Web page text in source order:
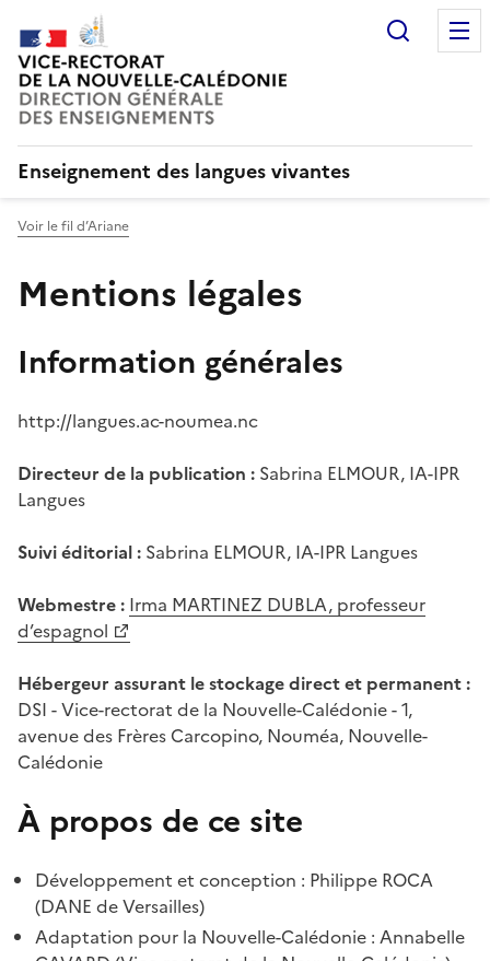
Enseignement des langues vivantes
Voir le fil d’Ariane
Mentions légales
Information générales
http://langues.ac-noumea.nc
Directeur de la publication : Sabrina ELMOUR, IA-IPR
Langues
Suivi éditorial : Sabrina ELMOUR, IA-IPR Langues
Webmestre : Irma MARTINEZ DUBLA, professeur
d’espagnol
Hébergeur assurant le stockage direct et permanent :
DSI - Vice-rectorat de la Nouvelle-Calédonie - 1,
avenue des Frères Carcopino, Nouméa, Nouvelle-
Calédonie
À propos de ce site
Développement et conception : Philippe ROCA
(DANE de Versailles)
Adaptation pour la Nouvelle-Calédonie : Annabelle